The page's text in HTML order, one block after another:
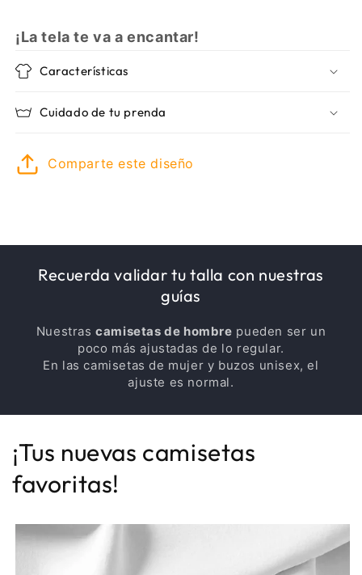
¡La tela te va a encantar!
Características
Cuidado de tu prenda
Comparte este diseño
Recuerda validar tu talla con nuestras
guías
Nuestrascamisetas de hombre pueden ser un
poco más ajustadas de lo regular.
En las camisetas de mujer y buzos unisex, el
ajuste es normal.
¡Tus nuevas camisetas
favoritas!